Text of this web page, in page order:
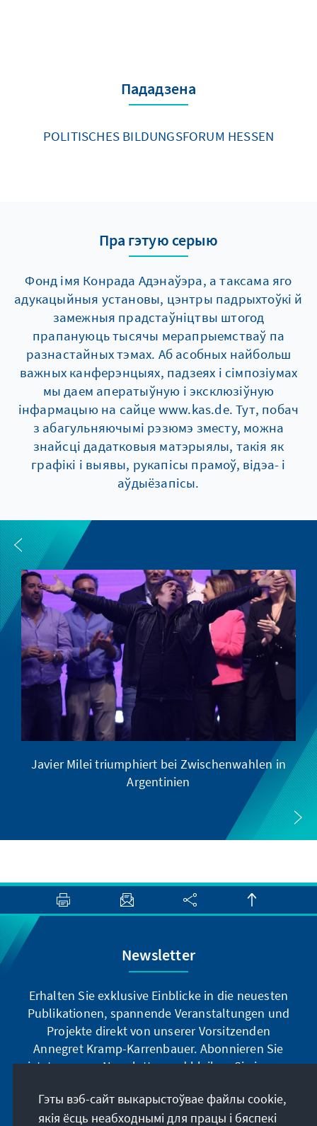
Пададзена
POLITISCHES BILDUNGSFORUM HESSEN
Пра гэтую серыю
Фонд імя Конрада Адэнаўэра, а таксама яго
адукацыйныя установы, цэнтры падрыхтоўкі й
замежныя прадстаўніцтвы штогод
прапануюць тысячы мерапрыемстваў па
разнастайных тэмах. Аб асобных найбольш
важных канферэнцыях, падзеях і сімпозіумах
мы даем аператыўную і эксклюзіўную
інфармацыю на сайце www.kas.de. Тут, побач
з абагульняючымі рэзюмэ зместу, можна
знайсці дадатковыя матэрыялы, такія як
графікі і выявы, рукапісы прамоў, відэа- і
аўдыёзапісы.
Javier Milei triumphiert bei Zwischenwahlen in
Argentinien
Newsletter
Erhalten Sie exklusive Einblicke in die neuesten
Publikationen, spannende Veranstaltungen und
Projekte direkt von unserer Vorsitzenden
Annegret Kramp-Karrenbauer. Abonnieren Sie
jetzt unseren Newsletter und bleiben Sie immer
Jetzt abonnieren
Гэты вэб-сайт выкарыстоўвае файлы cookie,
якія ёсць неабходнымі для працы і бяспекі